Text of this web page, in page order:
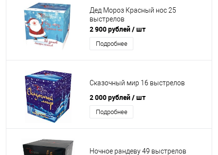
Дед Мороз Красный нос 25
выстрелов
2 900 рублей/ шт
Подробнее
Сказочный мир 16 выстрелов
2 000 рублей/ шт
Подробнее
Ночное рандеву 49 выстрелов